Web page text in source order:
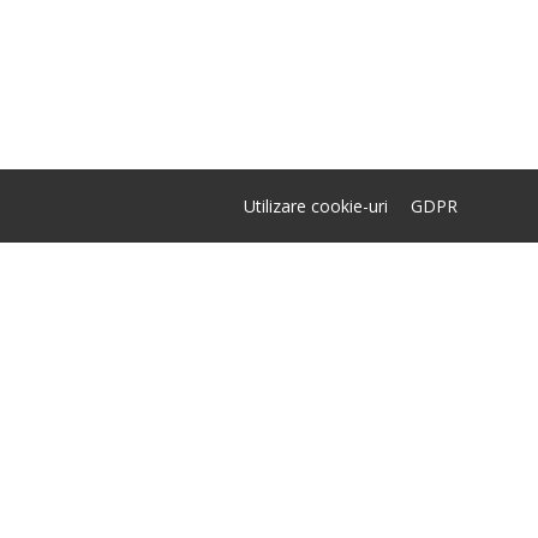
Utilizare cookie-uri GDPR